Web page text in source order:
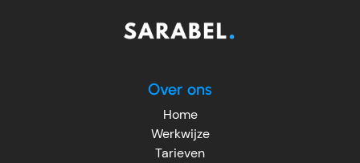
Over ons
Home
Werkwijze
Tarieven